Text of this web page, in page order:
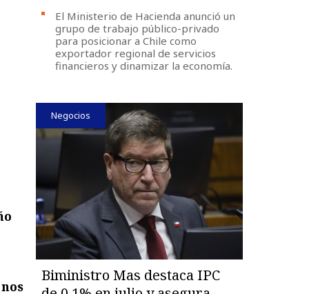
El Ministerio de Hacienda anunció un
grupo de trabajo público-privado
para posicionar a Chile como
exportador regional de servicios
financieros y dinamizar la economía.
Negocios
Biministro Mas destaca IPC